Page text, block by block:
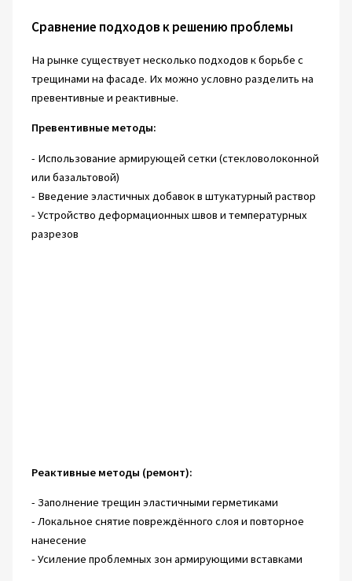
Сравнение подходов к решению проблемы
На рынке существует несколько подходов к борьбе с
трещинами на фасаде. Их можно условно разделить на
превентивные и реактивные.
Превентивные методы:
- Использование армирующей сетки (стекловолоконной
или базальтовой)
- Введение эластичных добавок в штукатурный раствор
- Устройство деформационных швов и температурных
разрезов
Реактивные методы (ремонт):
- Заполнение трещин эластичными герметиками
- Локальное снятие повреждённого слоя и повторное
нанесение
- Усиление проблемных зон армирующими вставками